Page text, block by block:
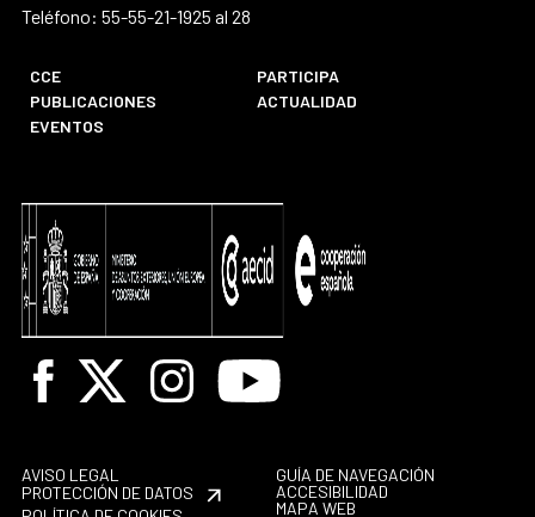
Teléfono: 55-55-21-1925 al 28
CCE
PARTICIPA
PUBLICACIONES
ACTUALIDAD
EVENTOS
Facebook
X InstagramYoutube
AVISO LEGAL
PROTECCIÓN DE DATOS
GUÍA DE NAVEGACIÓN
ACCESIBILIDAD
MAPA WEB